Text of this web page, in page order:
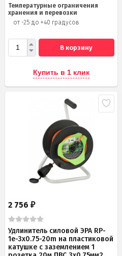
Температурные ограничения
хранения и перевозки
от -25 до +40 градусов
В корзину
Купить в 1 клик
2 756 ₽
Удлинитель силовой ЭРА RP-
1e-3х0.75-20m на пластиковой
катушке c заземлением 1